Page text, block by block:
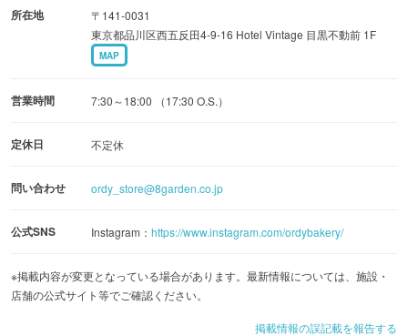
所在地
〒141-0031
東京都品川区西五反田4-9-16 Hotel Vintage 目黒不動前 1F
MAP
営業時間 7:30～18:00 （17:30 O.S.）
定休日 不定休
問い合わせ ordy_store@8garden.co.jp
公式SNS Instagram： https://www.instagram.com/ordybakery/
※掲載内容が変更となっている場合があります。最新情報については、施設・
店舗の公式サイト等でご確認ください。
掲載情報の誤記載を報告する